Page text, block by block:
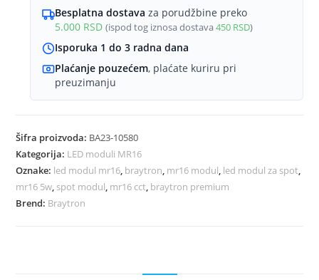
PremiumBesplatna dostava za porudžbine preko
5.000 RSD (ispod tog iznosa dostava450 RSD)
Isporuka 1 do 3 radna dana
Plaćanje pouzećem, plaćate kuriru pri
preuzimanju
Šifra proizvoda: BA23-10580
Kategorija: LED moduli MR16
Oznake: led modul mr16 braytron mr16 modul led modul za spot
mr16 5w spot modul mr16 cct braytron premium
Brend: Braytron